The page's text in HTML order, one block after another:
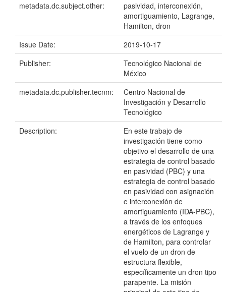
metadata.dc.subject.other:
pasividad, interconexión,
amortiguamiento, Lagrange,
Hamilton, dron
Issue Date:
2019-10-17
Publisher:
Tecnológico Nacional de
México
metadata.dc.publisher.tecnm:
Centro Nacional de
Investigación y Desarrollo
Tecnológico
Description:
En este trabajo de
investigación tiene como
objetivo el desarrollo de una
estrategia de control basado
en pasividad (PBC) y una
estrategia de control basado
en pasividad con asignación
e interconexión de
amortiguamiento (IDA-PBC),
a través de los enfoques
energéticos de Lagrange y
de Hamilton, para controlar
el vuelo de un dron de
estructura flexible,
específicamente un dron tipo
parapente. La misión